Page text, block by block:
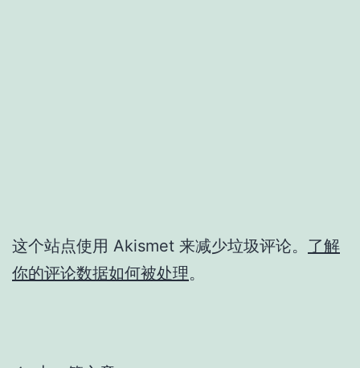
这个站点使用 Akismet 来减少垃圾评论。 了解
你的评论数据如何被处理。